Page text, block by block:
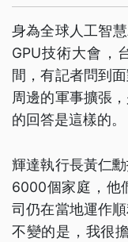
身為全球人工智
GPU技術大會，
間，有記者問到
周邊的軍事擴張
的回答是這樣的。
輝達執行長黃仁
6000個家庭，他
司仍在當地運作
不變的是，我很